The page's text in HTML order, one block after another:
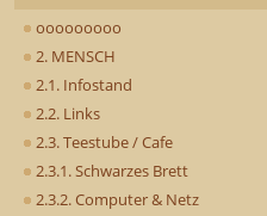
ooooooooo
2. MENSCH
2.1. Infostand
2.2. Links
2.3. Teestube / Cafe
2.3.1. Schwarzes Brett
2.3.2. Computer & Netz